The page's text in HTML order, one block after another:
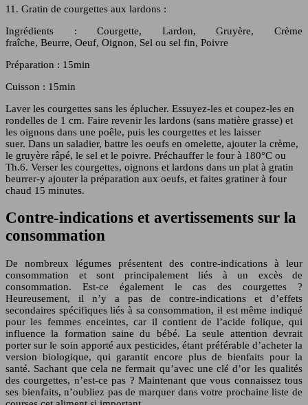
11. Gratin de courgettes aux lardons :
Ingrédients : Courgette, Lardon, Gruyère, Crème
fraîche, Beurre, Oeuf, Oignon, Sel ou sel fin, Poivre
Préparation : 15min
Cuisson : 15min
Laver les courgettes sans les éplucher. Essuyez-les et coupez-les en
rondelles de 1 cm. Faire revenir les lardons (sans matière grasse) et
les oignons dans une poêle, puis les courgettes et les laisser
suer. Dans un saladier, battre les oeufs en omelette, ajouter la crème,
le gruyère râpé, le sel et le poivre. Préchauffer le four à 180°C ou
Th.6. Verser les courgettes, oignons et lardons dans un plat à gratin
beurrer-y ajouter la préparation aux oeufs, et faites gratiner à four
chaud 15 minutes.
Contre-indications et avertissements sur la
consommation
De nombreux légumes présentent des contre-indications à leur
consommation et sont principalement liés à un excès de
consommation. Est-ce également le cas des courgettes ?
Heureusement, il n’y a pas de contre-indications et d’effets
secondaires spécifiques liés à sa consommation, il est même indiqué
pour les femmes enceintes, car il contient de l’acide folique, qui
influence la formation saine du bébé. La seule attention devrait
porter sur le soin apporté aux pesticides, étant préférable d’acheter la
version biologique, qui garantit encore plus de bienfaits pour la
santé. Sachant que cela ne fermait qu’avec une clé d’or les qualités
des courgettes, n’est-ce pas ? Maintenant que vous connaissez tous
ses bienfaits, n’oubliez pas de marquer dans votre prochaine liste de